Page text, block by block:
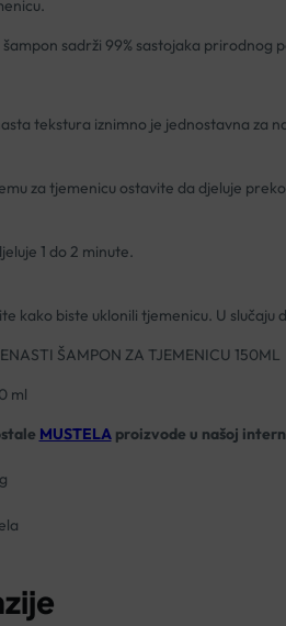
sadrži 99% sastojaka
tekstura iznimno je jednostavna za
za tjemenicu ostavite da djeluje
1 do 2 minute.
kako biste uklonili tjemenicu. U
ŠAMPON ZA TJEMENICU 150ML
ml
MUSTELAproizvode u našoj